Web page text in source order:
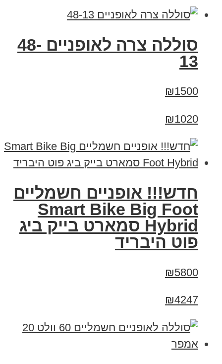
סוללה צרה לאופניים 48-
13
₪1500
₪1020
חדש!!! אופניים חשמליים
Smart Bike Big Foot
Hybrid סמארט בייק ביג
פוט היבריד
₪5800
₪4247